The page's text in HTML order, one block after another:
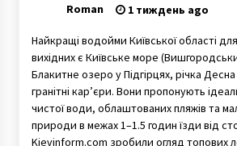
5 років ago
«Друга ріка» стане
концерту на Софійській
7 років ago
Міська електричка
Roman 1 тиждень ago
Найкращі водойми Київської області
вихідних є Київське море
Блакитне озеро у Підгірцях, річка Десна
гранітні кар’єри. Вони пропонують
чистої води, облаштованих пляжів та
природи в межах 1–1.5 годин їзди від
Kievinform.com зробили огляд топових